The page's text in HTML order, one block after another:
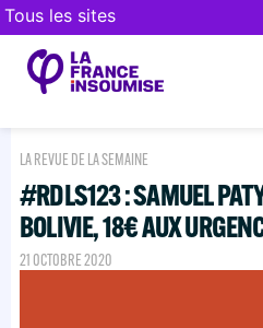
Tous les sites
LA REVUE DE LA SEMAINE
#RDLS123 : SAMUEL
BOLIVIE, 18€ AUX
21 OCTOBRE 2020